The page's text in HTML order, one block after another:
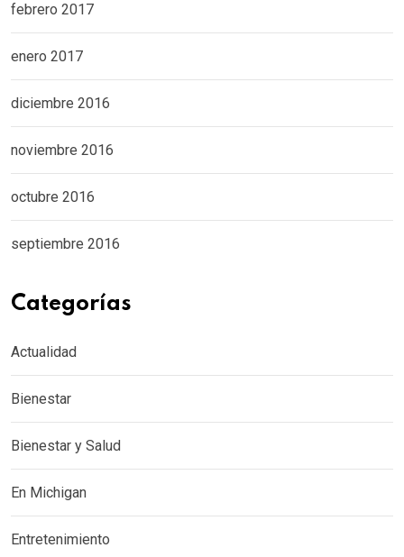
febrero 2017
enero 2017
diciembre 2016
noviembre 2016
octubre 2016
septiembre 2016
Categorías
Actualidad
Bienestar
Bienestar y Salud
En Michigan
Entretenimiento